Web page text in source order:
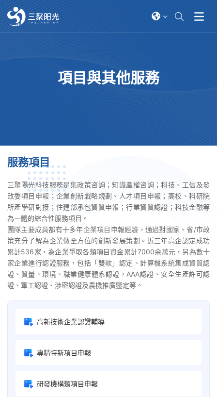
項目與其他服務
服務項目
三聚陽光科技服務是集政策咨詢；知識產權咨詢；科技、工信及發
改委項目申報；企業創新戰略規劃、人才項目申報；高校、科研院
所產學研對接；住建部承包資質申報；行業資質認證；科技金融等
為一體的綜合性服務項目。
團隊主要成員都有十多年企業項目申報經驗，通過對國家、省/市政
策充分了解為企業做全方位的創新發展策劃。近三年高企認定成功
累計536家，為企業爭取各類項目資金累計7000余萬元，另為數十
家企業進行認證服務，包括「雙軟」認定、計算機系統集成資質認
證、質量、環境、職業健康體系認證，AAA認證、安全生產許可認
證、軍工認證、涉密認證及農機推廣鑒定等。
高新技術企業認證輔導
專精特新項目申報
研發機構類項目申報